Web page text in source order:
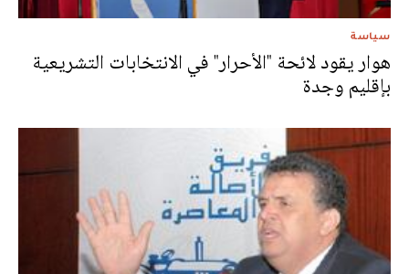
سياسة
هوار يقود لائحة "الأحرار" في الانتخابات التشريعية
بإقليم وجدة